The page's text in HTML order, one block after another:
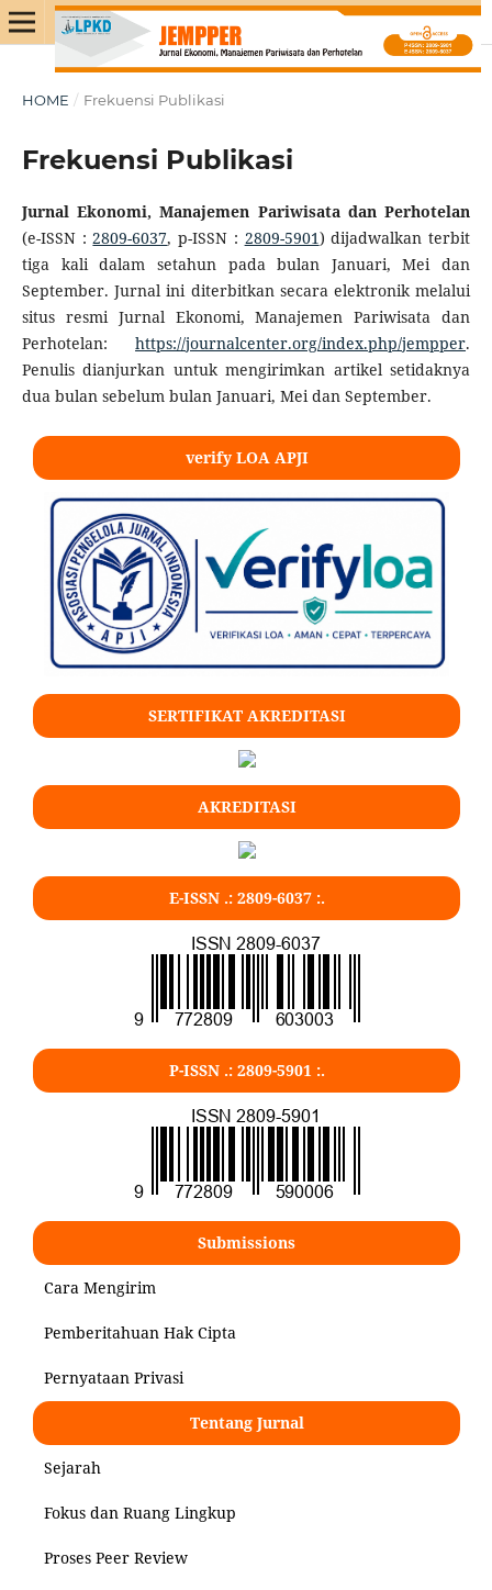
HOME / Frekuensi Publikasi
Frekuensi Publikasi
Jurnal Ekonomi, Manajemen Pariwisata dan Perhotelan
(e-ISSN :2809-6037, p-ISSN : 2809-5901) dijadwalkan terbit
tiga kali dalam setahun pada bulan Januari, Mei dan
September. Jurnal ini diterbitkan secara elektronik melalui
situs resmi Jurnal Ekonomi, Manajemen Pariwisata dan
Perhotelan:https://journalcenter.org/index.php/jempper.
Penulis dianjurkan untuk mengirimkan artikel setidaknya
dua bulan sebelum bulan Januari, Mei dan September.
verify LOA APJI
SERTIFIKAT AKREDITASI
AKREDITASI
E-ISSN .: 2809-6037:.
P-ISSN .: 2809-5901:.
Submissions
Cara Mengirim
Pemberitahuan Hak Cipta
Pernyataan Privasi
Tentang Jurnal
Sejarah
Fokus dan Ruang Lingkup
Proses Peer Review